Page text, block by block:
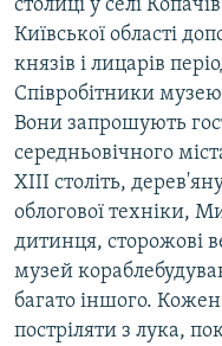
столиці у селі
Київської області
князів і лицарів
Співробітники
Вони запрошують
середньовічного
XIII століть,
облогової техніки,
дитинця, сторожові
музей
багато іншого.
постріляти з лука,